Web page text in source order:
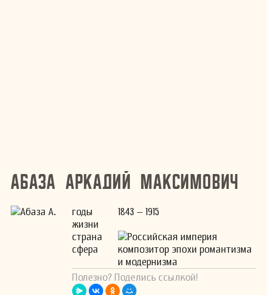
Абаза Аркадий Максимович
годы
жизни
1843 – 1915
страна
Российская империя
сфера
композитор эпохи романтизма
и модернизма
Полезно? Поделись ссылкой!